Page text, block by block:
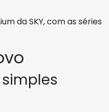
da SKY, com as séries